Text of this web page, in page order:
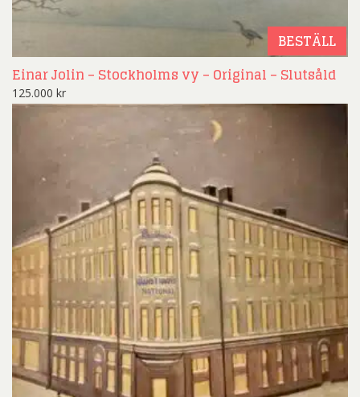
BESTÄLL
Einar Jolin – Stockholms vy – Original – Slutsåld
125.000 kr